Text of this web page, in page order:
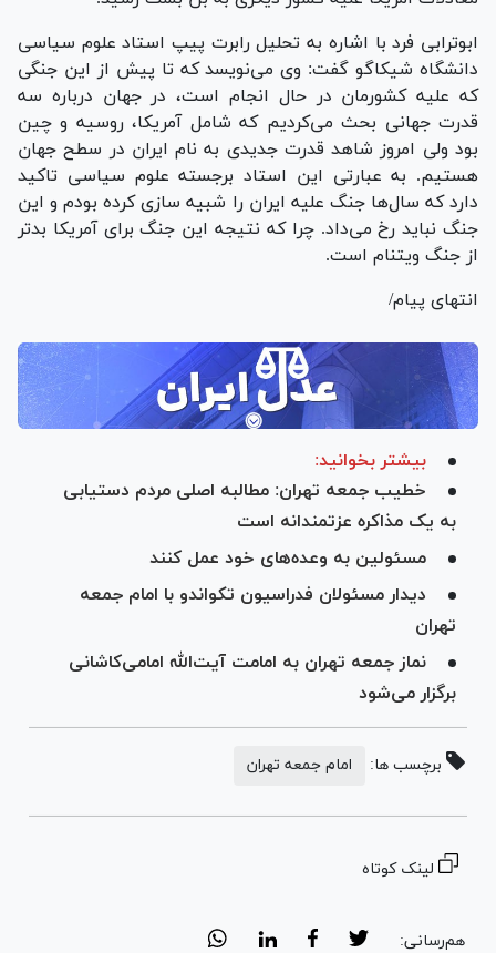
ابوترابی فرد با اشاره به تحلیل رابرت پیپ استاد علوم سیاسی
دانشگاه شیکاگو گفت: وی می‌نویسد که تا پیش از این جنگی
که علیه کشورمان در حال انجام است، در جهان درباره سه
قدرت جهانی بحث می‌کردیم که شامل آمریکا، روسیه و چین
بود ولی امروز شاهد قدرت جدیدی به نام ایران در سطح جهان
هستیم. به عبارتی این استاد برجسته علوم سیاسی تاکید
دارد که سال‌ها جنگ علیه ایران را شبیه سازی کرده بودم و این
جنگ نباید رخ می‌داد. چرا که نتیجه این جنگ برای آمریکا بدتر
از جنگ ویتنام است.
انتهای پیام/
بیشتر بخوانید:
خطیب جمعه تهران: مطالبه اصلی مردم دستیابی
به یک مذاکره عزتمندانه است
مسئولین به وعده‌های خود عمل کنند
دیدار مسئولان فدراسیون تکواندو با امام جمعه
تهران
نماز جمعه تهران به امامت آیت‌الله امامی‌کاشانی
برگزار می‌شود
برچسب ها: امام جمعه تهران
لینک کوتاه
هم‌رسانی: